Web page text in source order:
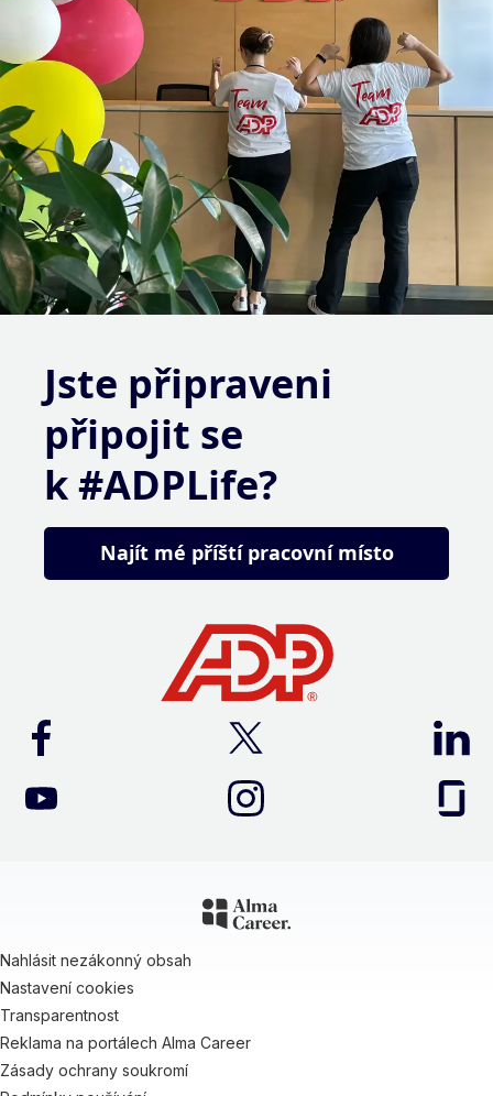
Jste připraveni
připojit se
k #ADPLife?
Najít mé příští pracovní místo
Nahlásit nezákonný obsah
Nastavení cookies
Transparentnost
Reklama na portálech Alma Career
Zásady ochrany soukromí